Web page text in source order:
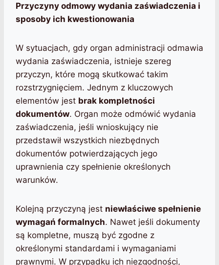
Przyczyny odmowy wydania zaświadczenia i
sposoby ich kwestionowania
W sytuacjach, gdy organ administracji odmawia
wydania zaświadczenia, istnieje szereg
przyczyn, które mogą skutkować takim
rozstrzygnięciem. Jednym z kluczowych
elementów jest brak kompletności
dokumentów. Organ może odmówić wydania
zaświadczenia, jeśli wnioskujący nie
przedstawił wszystkich niezbędnych
dokumentów potwierdzających jego
uprawnienia czy spełnienie określonych
warunków.
Kolejną przyczyną jest niewłaściwe spełnienie
wymagań formalnych. Nawet jeśli dokumenty
są kompletne, muszą być zgodne z
określonymi standardami i wymaganiami
prawnymi. W przypadku ich niezgodności,